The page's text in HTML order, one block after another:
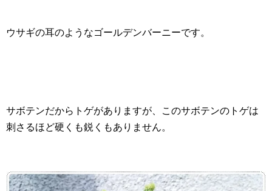
ウサギの耳のようなゴールデンバーニーです。
サボテンだからトゲがありますが、このサボテンのトゲは
刺さるほど硬くも鋭くもありません。